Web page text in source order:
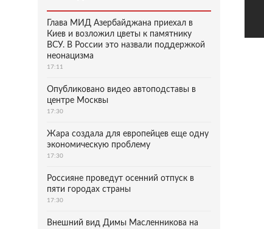
Глава МИД Азербайджана приехал в
Киев и возложил цветы к памятнику
ВСУ. В России это назвали поддержкой
неонацизма
17:11
Опубликовано видео автоподставы в
центре Москвы
17:30
Жара создала для европейцев еще одну
экономическую проблему
17:30
Россияне проведут осенний отпуск в
пяти городах страны
17:30
Внешний вид Димы Масленникова на